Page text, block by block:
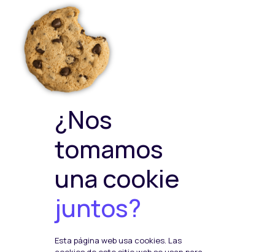
Políticas
Política Privacidad
Política de Cookies
Política de ventas y
devoluciones
Medioambiente
Política de Seguridad de la
Información
Plataformas de pago
¿Nos
tomamos
una cookie
juntos?
Esta página web usa cookies. Las